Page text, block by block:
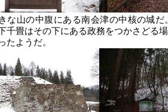
な山の中腹にある南会津の中核の城
千畳はその下にある政務をつかさどる
たようだ。